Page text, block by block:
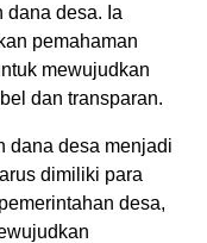
desa. Ia
pemahaman
mewujudkan
dan transparan.
dana desa menjadi
dimiliki para
desa,